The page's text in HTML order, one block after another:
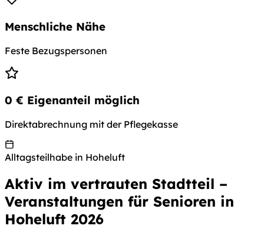
Menschliche Nähe
Feste Bezugspersonen
0 € Eigenanteil möglich
Direktabrechnung mit der Pflegekasse
Alltagsteilhabe in Hoheluft
Aktiv im vertrauten Stadtteil –
Veranstaltungen für Senioren in
Hoheluft 2026